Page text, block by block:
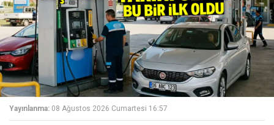
Yayınlanma: 08 Ağustos 2026 Cumartesi 16:57